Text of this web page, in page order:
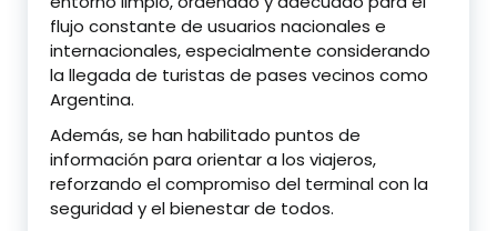
flujo constante de usuarios nacionales e
internacionales, especialmente considerando
la llegada de turistas de pases vecinos como
Argentina.
Además, se han habilitado puntos de
información para orientar a los viajeros,
reforzando el compromiso del terminal con la
seguridad y el bienestar de todos.